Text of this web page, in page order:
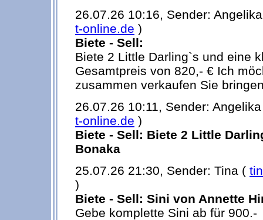
26.07.26 10:16, Sender:
t-online.de )
Biete - Sell:
Biete 2 Little Darling`s und eine
Gesamtpreis von 820,- € Ich
zusammen verkaufen Sie
26.07.26 10:11, Sender:
t-online.de )
Biete - Sell: Biete 2 Little
Bonaka
25.07.26 21:30, Sender: Tina (
)
Biete - Sell: Sini von Annette
Gebe komplette Sini ab für 900.-